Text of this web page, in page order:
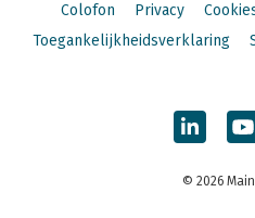
Colofon
Privacy
Toegankelijkheidsverklaring
© 2026